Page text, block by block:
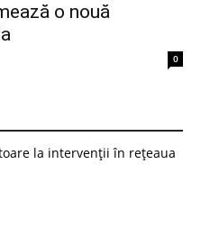
o nouă
0
la intervenții în rețeaua